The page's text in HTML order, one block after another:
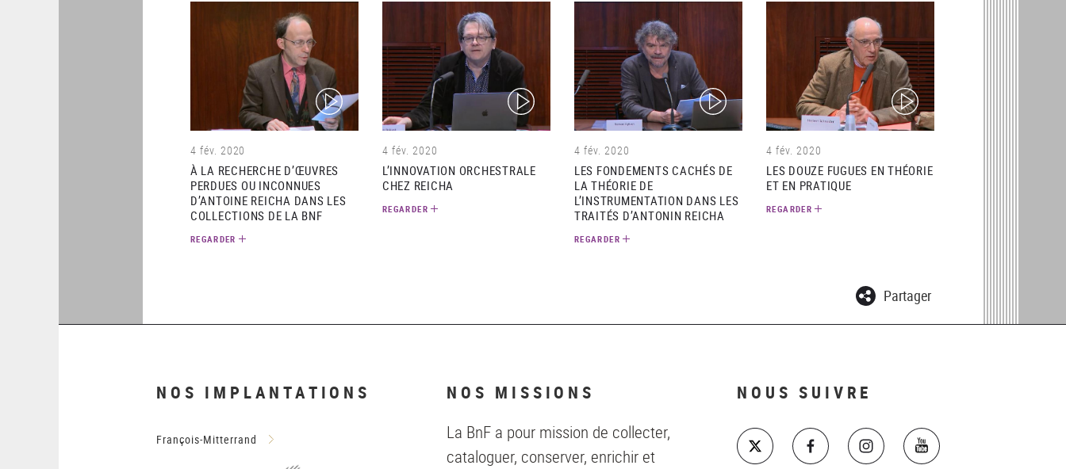
(video)
4 fév. 2020
À LA RECHERCHE D’ŒUVRES
PERDUES OU INCONNUES
D’ANTOINE REICHA DANS LES
COLLECTIONS DE LA BNF
REGARDER
(video)
4 fév. 2020
L’INNOVATION ORCHESTRALE
CHEZ REICHA
REGARDER
(video)
4 fév. 2020
LES FONDEMENTS CACHÉS DE
LA THÉORIE DE
L’INSTRUMENTATION DANS LES
TRAITÉS D’ANTONIN REICHA
REGARDER
(video)
4 fév. 2020
LES DOUZE FUGUES EN THÉORIE
ET EN PRATIQUE
REGARDER
Partager
NOS IMPLANTATIONS
François-Mitterrand
NOS MISSIONS
La BnF a pour mission de collecter,
cataloguer, conserver, enrichir et
NOUS SUIVRE